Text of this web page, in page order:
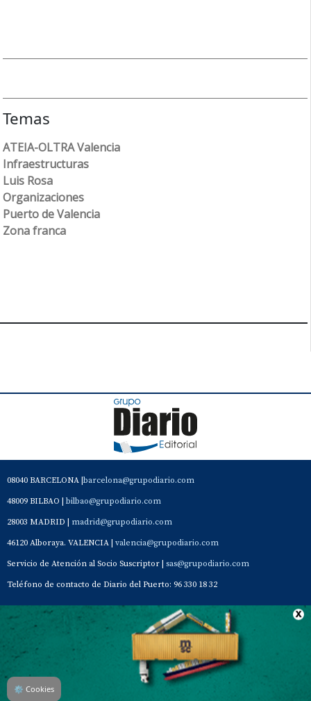
Temas
ATEIA-OLTRA Valencia
Infraestructuras
Luis Rosa
Organizaciones
Puerto de Valencia
Zona franca
08040 BARCELONA | barcelona@grupodiario.com
48009 BILBAO | bilbao@grupodiario.com
28003 MADRID | madrid@grupodiario.com
46120 Alboraya. VALENCIA | valencia@grupodiario.com
Servicio de Atención al Socio Suscriptor | sas@grupodiario.com
Teléfono de contacto de Diario del Puerto: 96 330 18 32
Contacto Aviso Legal Quiénes somos Política de privacidad
⚙ Cookies